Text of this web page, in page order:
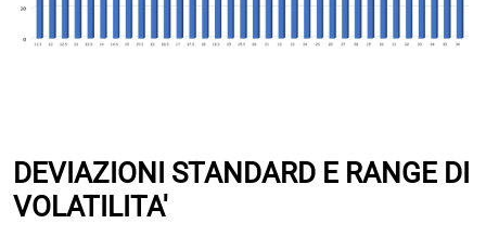
DEVIAZIONI STANDARD E RANGE DI
VOLATILITA'